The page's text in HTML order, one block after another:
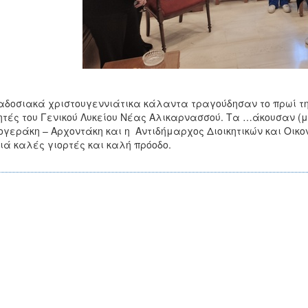
χριστουγεννιάτικα κάλαντα τραγούδησαν το πρωί
του Γενικού Λυκείου Νέας Αλικαρνασσού. Τα …άκουσαν
– Αρχοντάκη και η Αντιδήμαρχος Διοικητικών και
καλές γιορτές και καλή πρόοδο.